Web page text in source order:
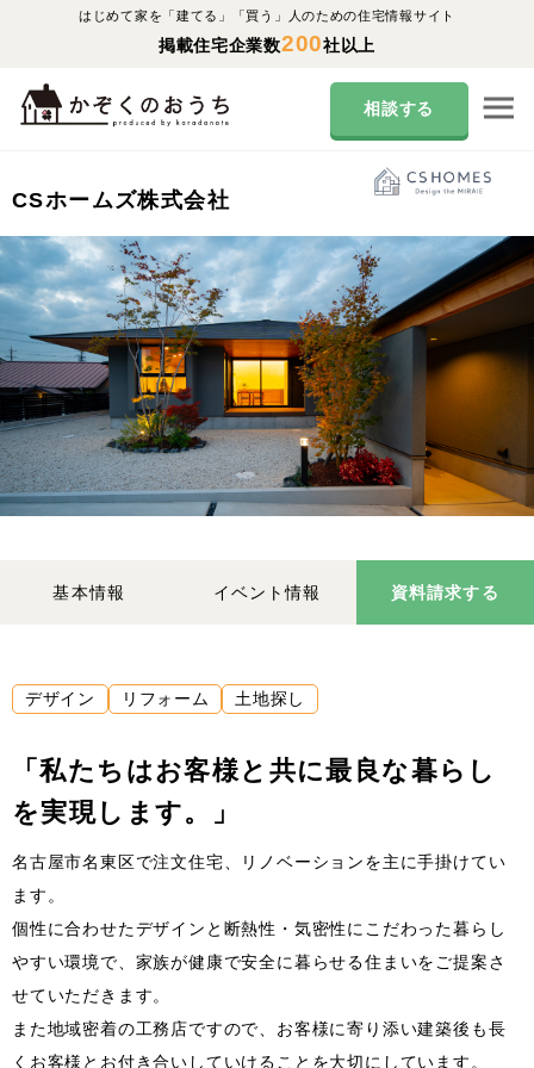
はじめて家を「建てる」「買う」人のための住宅情報サイト
掲載住宅企業数200社以上
相談する
CSホームズ株式会社
基本情報 イベント情報 資料請求する
デザイン リフォーム 土地探し
「私たちはお客様と共に最良な暮らし
を実現します。」
名古屋市名東区で注文住宅、リノベーションを主に手掛けてい
ます。
個性に合わせたデザインと断熱性・気密性にこだわった暮らし
やすい環境で、家族が健康で安全に暮らせる住まいをご提案さ
せていただきます。
また地域密着の工務店ですので、お客様に寄り添い建築後も長
くお客様とお付き合いしていけることを大切にしています。